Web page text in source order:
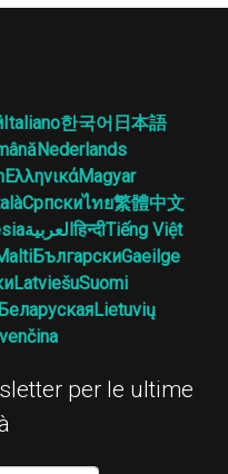
Italiano한국어 日本語
Nederlands
ΕλληνικάMagyar
Српскиไทย繁體中文
العربيةहिन्दीTiếng Việt
БългарскиGaeilge
LatviešuSuomi
Lietuvių
per le ultime